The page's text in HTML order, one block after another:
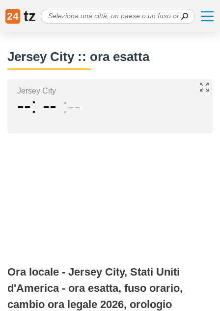
24 tz
Jersey City :: ora esatta
Jersey City
-- -- --
Ora locale - Jersey City, Stati Uniti
d'America - ora esatta, fuso orario,
cambio ora legale 2026, orologio